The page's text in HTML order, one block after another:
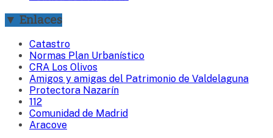
▼ Enlaces
Catastro
Normas Plan Urbanístico
CRA Los Olivos
Amigos y amigas del Patrimonio de Valdelaguna
Protectora Nazarín
112
Comunidad de Madrid
Aracove